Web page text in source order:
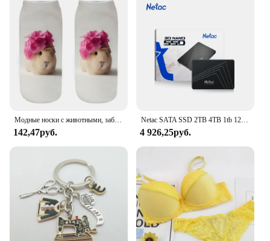
Модные носки с животными, забавные кавайные женские милые носки с 3D рисунком домашних животных для фитнеса, хомяка, много стилей, крутые прямые поставки
142,47руб.
Netac SATA SSD 2TB 4TB 1tb 128gb SSD 480gb 512gb 256gb HD SSD Жесткий диск Hdd Внутренний твердотельный накопитель для ноутбука
4 926,25руб.